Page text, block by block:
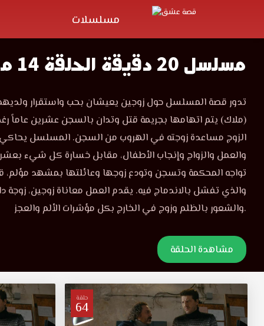
مسلسلات
مسلسل 20 دقيقة الحلقة 14 مدبلجة
تدور قصة المسلسل حول زوجين يعيشان بحب واستقرار ولديهما
(ملاك) يتم اتهامها بجريمة قتل وتدان بالسجن عشرين عاماً
الزوج مساعدة زوجته في الهروب من السجن. المسلسل
والعمل والزواج وإنجاب الأطفال، مقابل خسارة كل شيء
تواجه المحكمة وتسجن وتودع زوجها وعائلتها بمشهد مؤلم،
والذي تفشل بالاندماج فيه. يقدم العمل معاناة زوجين،
والشعور بالظلم وزوج في الخارج بكل مؤشرات الألم والعجز.
مشاهدة الحلقة
حلقة
64